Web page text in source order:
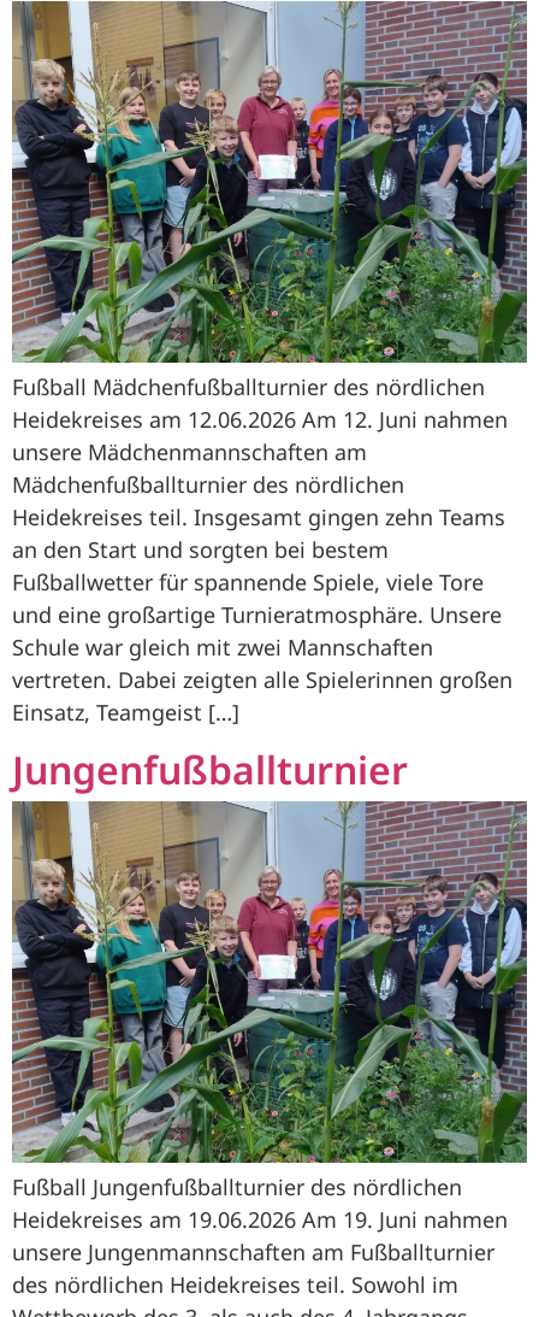
Fußball Mädchenfußballturnier des nördlichen
Heidekreises am 12.06.2026 Am 12. Juni nahmen
unsere Mädchenmannschaften am
Mädchenfußballturnier des nördlichen
Heidekreises teil. Insgesamt gingen zehn Teams
an den Start und sorgten bei bestem
Fußballwetter für spannende Spiele, viele Tore
und eine großartige Turnieratmosphäre. Unsere
Schule war gleich mit zwei Mannschaften
vertreten. Dabei zeigten alle Spielerinnen großen
Einsatz, Teamgeist […]
Jungenfußballturnier
Fußball Jungenfußballturnier des nördlichen
Heidekreises am 19.06.2026 Am 19. Juni nahmen
unsere Jungenmannschaften am Fußballturnier
des nördlichen Heidekreises teil. Sowohl im